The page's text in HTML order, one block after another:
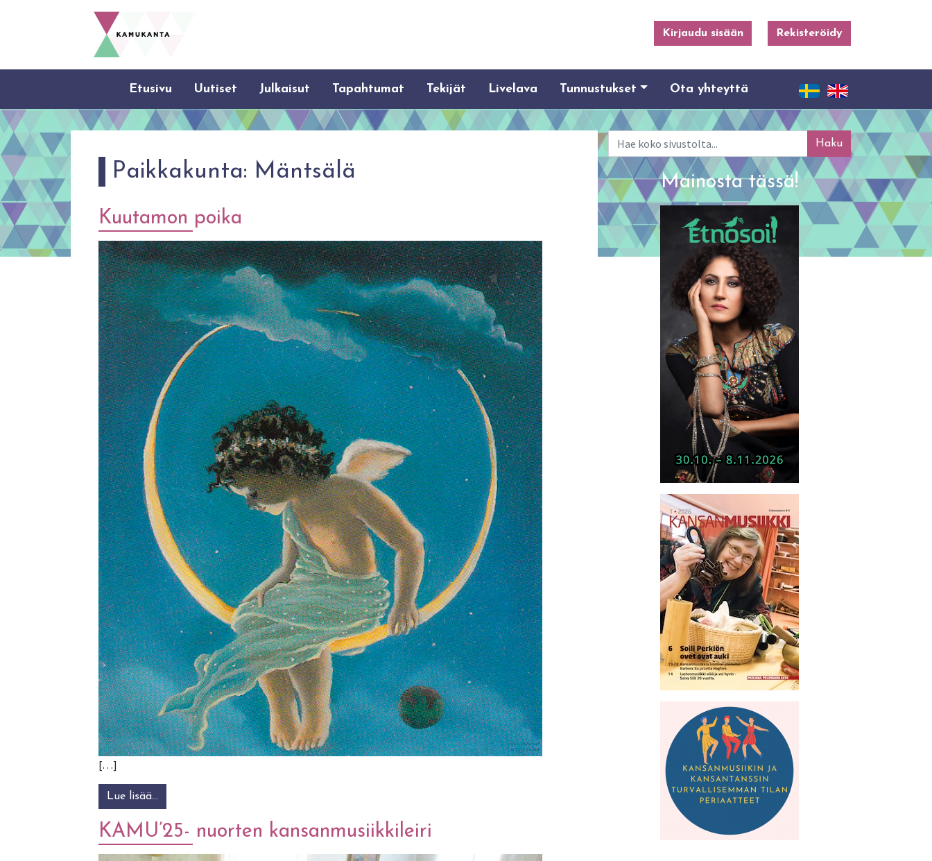
Kirjaudu sisään Rekisteröidy
Etusivu Uutiset Julkaisut Tapahtumat Tekijät Livelava Tunnustukset Ota yhteyttä
Paikkakunta: Mäntsälä
Kuutamon poika
[…]
Lue lisää…
KAMU’25- nuorten kansanmusiikkileiri
Haku
Mainosta tässä!